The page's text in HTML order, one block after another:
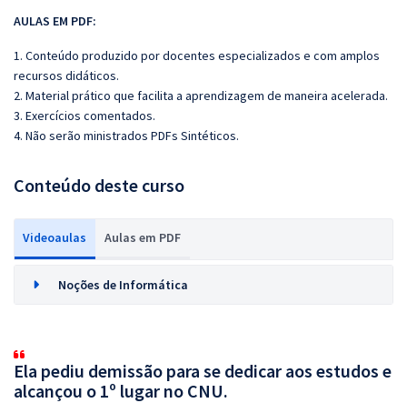
AULAS EM PDF:
1. Conteúdo produzido por docentes especializados e com amplos
recursos didáticos.
2. Material prático que facilita a aprendizagem de maneira acelerada.
3. Exercícios comentados.
4. Não serão ministrados PDFs Sintéticos.
Conteúdo deste curso
Videoaulas Aulas em PDF
Noções de Informática
Ela pediu demissão para se dedicar aos estudos e
alcançou o 1º lugar no CNU.